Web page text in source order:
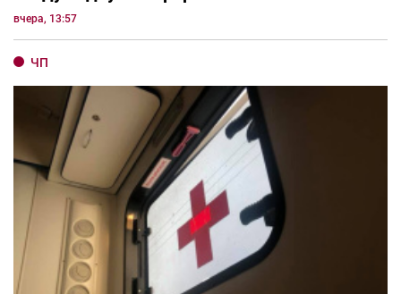
вчера, 13:57
ЧП